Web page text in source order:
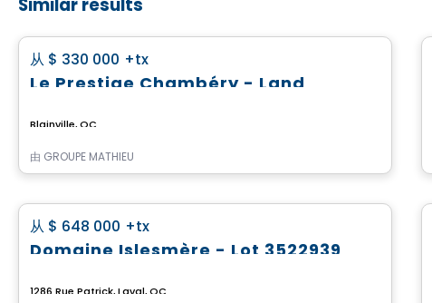
Similar results
从 $ 330 000 +tx
Le Prestige Chambéry - Land
Blainville, QC
由 GROUPE MATHIEU
土地
从 $ 648 000 +tx
Domaine Islesmère - Lot 3522939
1286 Rue Patrick, Laval, QC